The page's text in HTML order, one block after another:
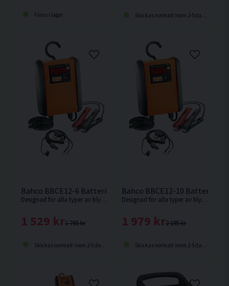
Finns i lager Skickas normalt inom 2-5 dagar
Bahco BBCE12-6 Batteriladdare 12V 6A
Designad för alla typer av bly-syrabatterier som AGM, Cal/Cal, Gel, SLI, VRLA, EFB inklusive Start & Stop
1 795 kr
1 529 kr
Skickas normalt inom 2-5 dagar
Bahco BBCE12-10
Designad för alla typer av bly-syrabatterier som AGM, Cal/Cal, Gel, SLI, VRLA, EFB inklusive Start & Stop
2 195 kr
1 979 kr
Skickas normalt inom 2-5 dagar